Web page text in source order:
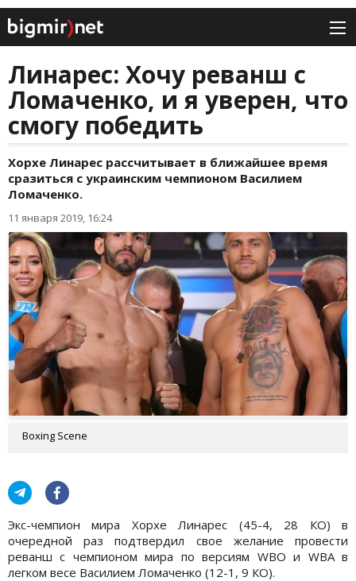
Линарес: Хочу реванш с
Ломаченко, и я уверен, что
смогу победить
Хорхе Линарес рассчитывает в ближайшее время
сразиться с украинским чемпионом Василием
Ломаченко.
11 января 2019, 16:24
Boxing Scene
Экс-чемпион мира Хорхе Линарес (45-4, 28 КО) в
очередной раз подтвердил свое желание провести
реванш с чемпионом мира по версиям WBO и WBA в
легком весе Василием Ломаченко (12-1, 9 КО).